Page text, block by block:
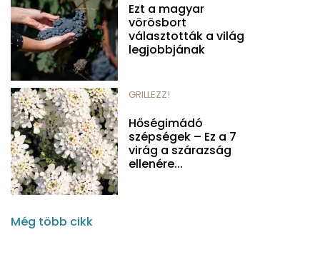
Ezt a magyar
vörösbort
választották a világ
legjobbjának
GRILLEZZ!
Hőségimádó
szépségek – Ez a 7
virág a szárazság
ellenére...
Még több cikk